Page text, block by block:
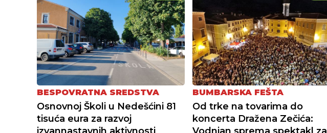
BESPOVRATNA SREDSTVA
Osnovnoj Školi u Nedešćini 81
tisuća eura za razvoj
BUMBARSKA FEŠTA
Od trke na tovarima do
koncerta Dražena Zečića: